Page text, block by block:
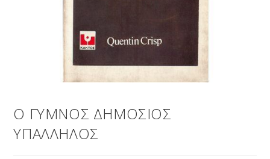
Ο ΓΥΜΝΟΣ ΔΗΜΟΣΙΟΣ
ΥΠΑΛΛΗΛΟΣ